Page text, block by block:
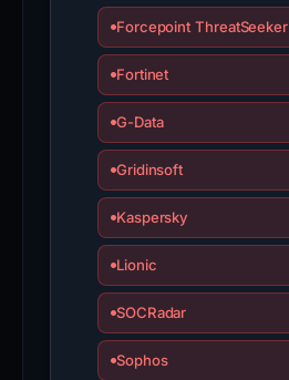
Forcepoint ThreatSeeker
Fortinet
G-Data
Gridinsoft
Kaspersky
Lionic
SOCRadar
Sophos